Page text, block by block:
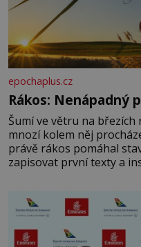
epochaplus.cz
Rákos: Nenápadný
Šumí ve větru na
mnozí kolem něj
právě rákos pomáhal
zapisovat první texty a
letního koupání. Stačí se